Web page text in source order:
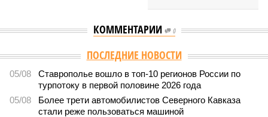
КОММЕНТАРИИ 0
ПОСЛЕДНИЕ НОВОСТИ
05/08
Ставрополье вошло в топ-10 регионов России по
турпотоку в первой половине 2026 года
05/08
Более трети автомобилистов Северного Кавказа
стали реже пользоваться машиной